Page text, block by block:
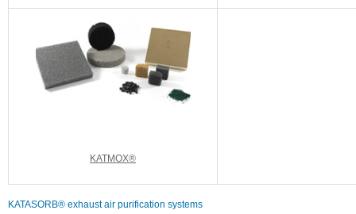
KATMOX®
KATASORB® exhaust air purification systems